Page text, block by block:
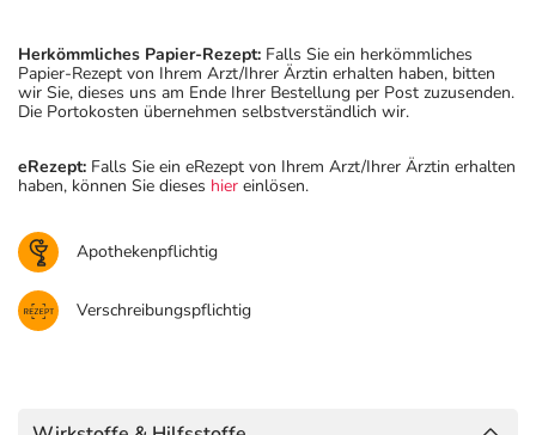
Herkömmliches Papier-Rezept: Falls Sie ein herkömmliches
Papier-Rezept von Ihrem Arzt/Ihrer Ärztin erhalten haben, bitten
wir Sie, dieses uns am Ende Ihrer Bestellung per Post zuzusenden.
Die Portokosten übernehmen selbstverständlich wir.
eRezept: Falls Sie ein eRezept von Ihrem Arzt/Ihrer Ärztin erhalten
haben, können Sie dieses hier einlösen.
Apothekenpflichtig
Verschreibungspflichtig